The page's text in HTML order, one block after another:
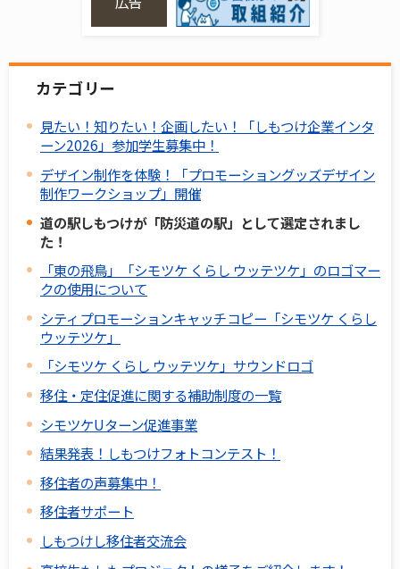
カテゴリー
見たい！知りたい！企画したい！「しもつけ企業インタ
ーン2026」参加学生募集中！
デザイン制作を体験！「プロモーショングッズデザイン
制作ワークショップ」開催
道の駅しもつけが「防災道の駅」として選定されまし
た！
「東の飛鳥」「シモツケ くらし ウッテツケ」のロゴマー
クの使用について
シティプロモーションキャッチコピー「シモツケ くらし
ウッテツケ」
「シモツケ くらし ウッテツケ」サウンドロゴ
移住・定住促進に関する補助制度の一覧
シモツケUターン促進事業
結果発表！しもつけフォトコンテスト！
移住者の声募集中！
移住者サポート
しもつけし移住者交流会